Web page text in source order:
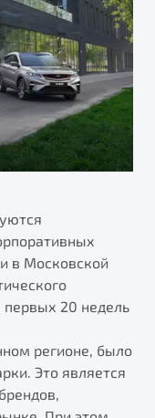
покупке
в Московской
первых 20 недель
регионе, было
Это является